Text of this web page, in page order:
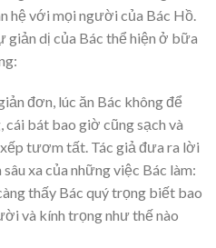
hệ với mọi người của Bác Hồ.
giản dị của Bác thể hiện ở bữa
đơn, lúc ăn Bác không để
bát bao giờ cũng sạch và
tươm tất. Tác giả đưa ra lời
xa của những việc Bác làm:
thấy Bác quý trọng biết bao
và kính trọng như thế nào